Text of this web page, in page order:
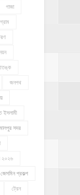
গাজা
জনপথ
ইসলামী
সদর
২০২৬
জেসমিন প্রকল্প
ট্রেন